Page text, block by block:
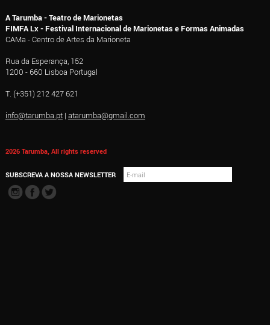
A Tarumba - Teatro de Marionetas
FIMFA Lx - Festival Internacional de Marionetas e Formas Animadas
CAMa - Centro de Artes da Marioneta
Rua da Esperança, 152
1200 - 660 Lisboa Portugal
T. (+351) 212 427 621
info@tarumba.pt| atarumba@gmail.com
2026 Tarumba, All rights reserved
SUBSCREVA A NOSSA NEWSLETTER